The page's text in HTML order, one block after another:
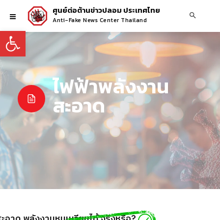
Open toolbar
ศูนย์ต่อต้านข่าวปลอม ประเทศไทย
Anti-Fake News Center Thailand
ไฟฟ้าพลังงาน
สะอาด